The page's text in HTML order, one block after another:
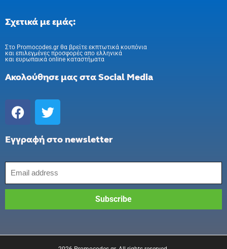
Σχετικά με εμάς:
Στo Promocodes.gr θα βρείτε εκπτωτικά κουπόνια
και επιλεγμένες προσφορές απο ελληνικά
και ευρωπαικά online καταστήματα
Ακολούθησε μας στα Social Media
Εγγραφή στο newsletter